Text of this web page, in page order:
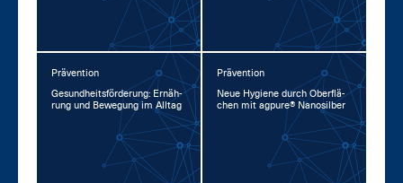
Prävention
Ge­sund­heits­för­de­rung: Er­näh­
rung und Be­we­gung im All­tag
Prävention
Neue Hy­gie­ne durch Ober­flä­
chen mit agpu­re® Na­no­sil­ber